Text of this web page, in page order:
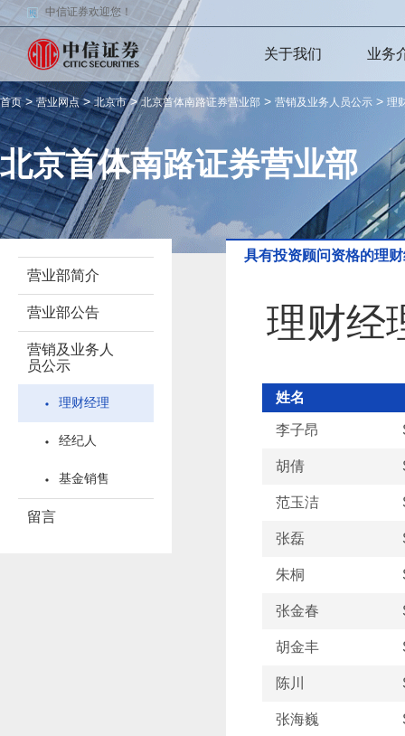
中信证券欢迎您！
关于我们 业务
首页>营业网点>北京市>北京首体南路证券营业部 > 营销及业务人员公示 > 理
北京首体南路证券营业部
营业部简介
营业部公告
营销及业务人
员公示
理财经理
经纪人
基金销售
留言
具有投资顾问资格的理
理财经
姓名
李子昂
胡倩
范玉洁
张磊
朱桐
张金春
胡金丰
陈川
张海巍